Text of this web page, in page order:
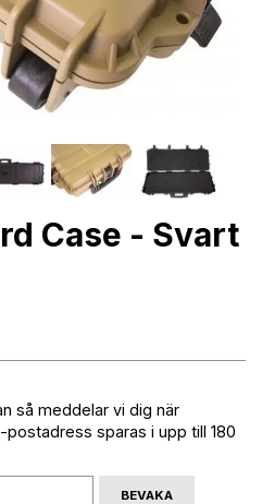
Case - Svart
så meddelar vi dig när
sparas i upp till 180
BEVAKA